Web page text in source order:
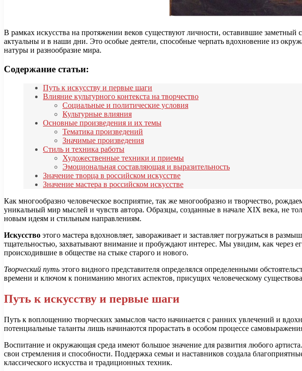
В рамках искусства на протяжении веков существуют личности, оставившие
актуальны и в наши дни. Это особые деятели, способные черпать вдохновение из
натуры и разнообразие мира.
Содержание статьи:
Путь к искусству и первые шаги
Влияние культурного контекста на творчество
Социальные и политические условия
Культурные влияния
Основные произведения и их темы
Тематика произведений
Значимые произведения
Стиль и техника работы
Художественные техники и приемы
Эмоциональная составляющая и выразительность
Значение творца в российском искусстве
Значение мастера в российском искусстве
Как многообразно человеческое восприятие, так же многообразно и творчество,
уникальный мир мыслей и чувств автора. Образцы, созданные в начале XIX века, не
новым идеям и стильным направлениям.
Искусство этого мастера вдохновляет, завораживает и заставляет погружаться в
тщательностью, захватывают внимание и пробуждают интерес. Мы увидим, как через
происходившие в обществе на стыке старого и нового.
Творческий путь этого видного представителя определялся определенными
времени и ключом к пониманию многих аспектов, присущих человеческому
Путь к искусству и первые шаги
Путь к воплощению творческих замыслов часто начинается с ранних увлечений и
потенциальные таланты лишь начинаются прорастать в особом процессе
Воспитание и окружающая среда имеют большое значение для развития любого
свои стремления и способности. Поддержка семьи и наставников создала
классического искусства и традиционных техник.